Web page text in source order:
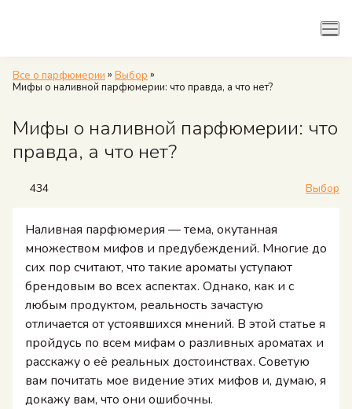
Арома семейства
Все о парфюмерии » Выбор »
Мифы о наливной парфюмерии: что правда, а что нет?
Мифы о наливной парфюмерии: что
правда, а что нет?
434 Выбор
Наливная парфюмерия — тема, окутанная
множеством мифов и предубеждений. Многие до
сих пор считают, что такие ароматы уступают
брендовым во всех аспектах. Однако, как и с
любым продуктом, реальность зачастую
отличается от устоявшихся мнений. В этой статье я
пройдусь по всем мифам о разливных ароматах и
расскажу о её реальных достоинствах. Советую
вам почитать мое видение этих мифов и, думаю, я
докажу вам, что они ошибочны.